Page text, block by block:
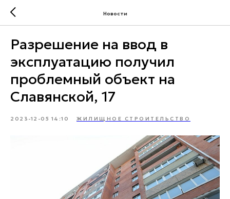
Новости
Разрешение на ввод в
эксплуатацию получил
проблемный объект на
Славянской, 17
2023-12-05 14:10 ЖИЛИЩНОЕ СТРОИТЕЛЬСТВО